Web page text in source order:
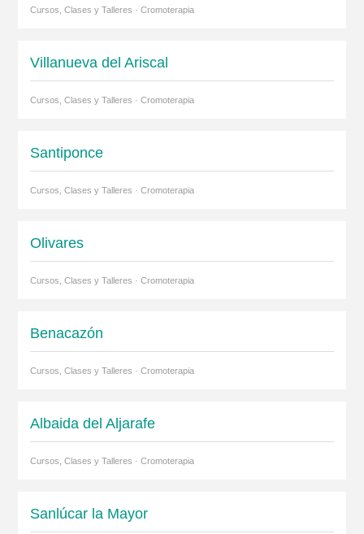
Cursos, Clases y Talleres · Cromoterapia
Villanueva del Ariscal
Cursos, Clases y Talleres · Cromoterapia
Santiponce
Cursos, Clases y Talleres · Cromoterapia
Olivares
Cursos, Clases y Talleres · Cromoterapia
Benacazón
Cursos, Clases y Talleres · Cromoterapia
Albaida del Aljarafe
Cursos, Clases y Talleres · Cromoterapia
Sanlúcar la Mayor